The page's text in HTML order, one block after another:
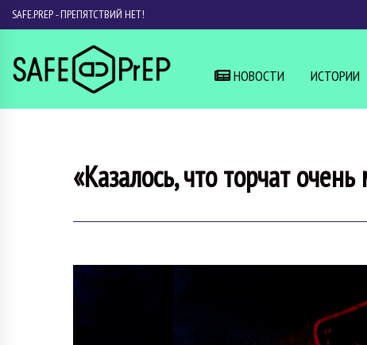
SAFE.PREP - ПРЕПЯТСТВИЙ НЕТ!
НОВОСТИ ИСТОРИИ
«Казалось, что торчат